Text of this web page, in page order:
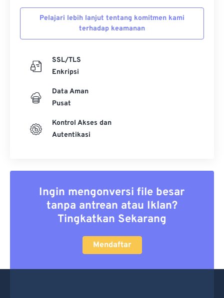
Pelajari lebih lanjut tentang komitmen kami
terhadap keamanan
SSL/TLS
Enkripsi
Data Aman
Pusat
Kontrol Akses dan
Autentikasi
Ingin mengonversi file besar
tanpa antrean atau Iklan?
Tingkatkan Sekarang
Mendaftar